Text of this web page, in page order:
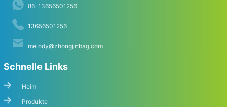
86-13656501256
13656501256
melody@zhongjinbag.com
Schnelle Links
Heim
Produkte